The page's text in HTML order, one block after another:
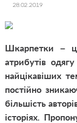
28.02.2019
Шкарпетки –
атрибутів
найцікавіших
постійно
більшість
історіях.